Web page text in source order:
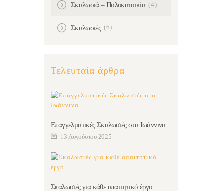
Σκαλωσιά – Πολυκατοικία (4)
Σκαλωσιές (6)
Τελευταία άρθρα
Επαγγελματικές Σκαλωσιές στα Ιωάννινα
13 Αυγούστου 2025
Σκαλωσιές για κάθε απαιτητικό έργο